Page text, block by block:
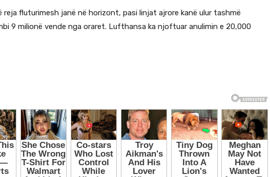
fluturimesh janë në horizont, pasi linjat ajrore kanë ulur tashmë
9 milionë vende nga oraret. Lufthansa ka njoftuar anulimin e 20,000